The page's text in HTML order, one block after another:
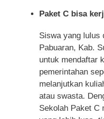
Paket C bisa
Siswa yang lulus
Pabuaran, Kab.
untuk mendaftar
pemerintahan
melanjutkan
atau swasta.
Sekolah Paket C